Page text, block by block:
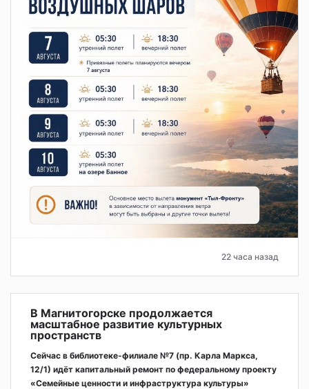
22 часа назад
В Магнитогорске продолжается
масштабное развитие культурных
пространств
Сейчас в библиотеке-филиале №7 (пр. Карла Маркса,
12/1) идёт капитальный ремонт по федеральному проекту
«Семейные ценности и инфраструктура культуры»